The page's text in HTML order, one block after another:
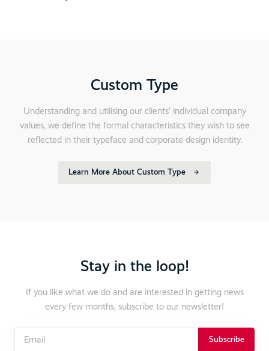
Custom Type
Understanding and utilising our clients’ individual company
values, we define the formal characteristics they wish to see
reflected in their typeface and corporate design identity.
Learn More About Custom Type
Stay in the loop!
If you like what we do and are interested in getting news
every few months, subscribe to our newsletter!
Subscribe